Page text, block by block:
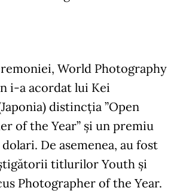
World Photography
i-a acordat lui Kei
distincția ”Open
of the Year” și un premiu
De asemenea, au fost
titlurilor Youth și
Photographer of the Year.